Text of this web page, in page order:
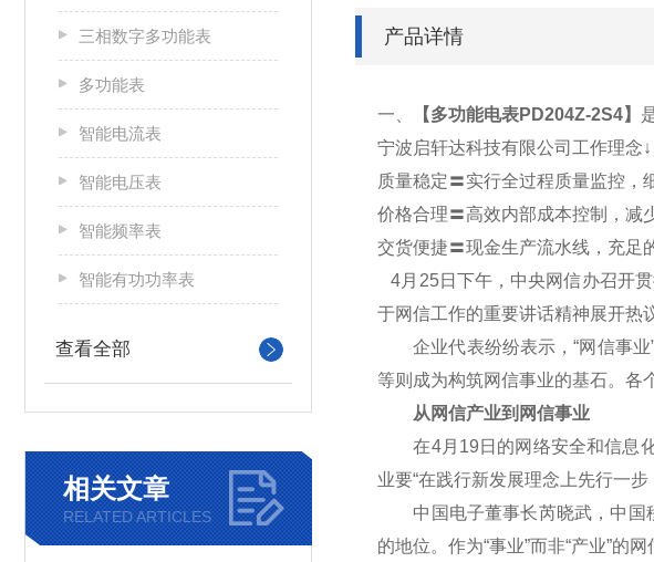
三相数字多功能表
多功能表
智能电流表
智能电压表
智能频率表
智能有功功率表
查看全部
相关文章
RELATED ARTICLES
产品详情
一、 【多功能电表PD204Z-2S4】
宁波启轩达科技有限公司工作理念↓
质量稳定〓实行全过程质量监控，
价格合理〓高效内部成本控制，减
交货便捷〓现金生产流水线，充足
4月25日下午，中央网信办召开
于网信工作的重要讲话精神展开热
企业代表纷纷表示，“网信事业”
等则成为构筑网信事业的基石。各
从网信产业到网信事业
在4月19日的网络安全和信息化
业要“在践行新发展理念上先行一
中国电子董事长芮晓武，中国移
的地位。作为“事业”而非“产业”的